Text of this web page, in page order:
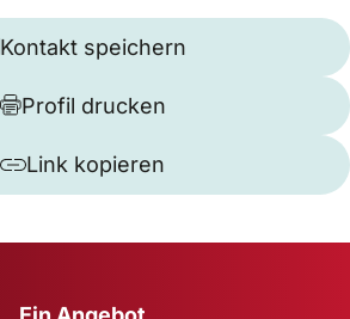
Kontakt speichern
Profil drucken
Link kopieren